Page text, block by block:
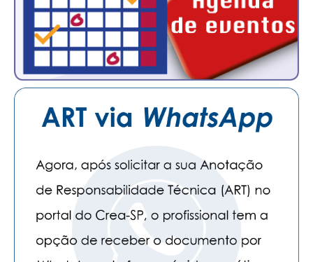
ENGENHEIRO EMPREENDEDOR
PLATAFORMAS GRATUITAS
BENEFÍCIOS
SEESPPREV